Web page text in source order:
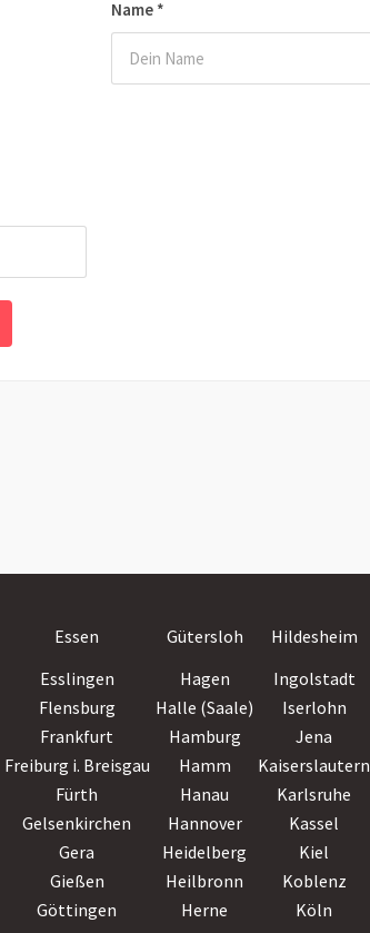
Name *
Essen Gütersloh Hildesheim
Esslingen Hagen Ingolstadt
Flensburg Halle (Saale) Iserlohn
Frankfurt Hamburg Jena
Freiburg i. Breisgau Hamm Kaiserslautern
Fürth Hanau Karlsruhe
Gelsenkirchen Hannover Kassel
Gera Heidelberg Kiel
Gießen Heilbronn Koblenz
Göttingen Herne Köln